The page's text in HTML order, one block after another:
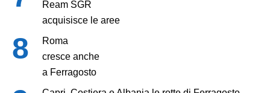
Ream SGR
acquisisce le aree
Roma
cresce anche
a Ferragosto